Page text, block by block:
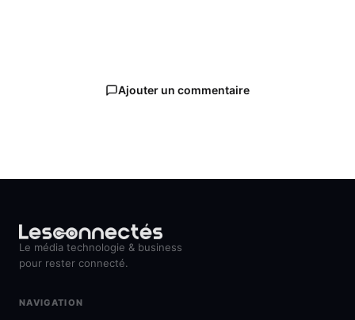
Ajouter un commentaire
Le média technologie & business
pour rester connecté.
NAVIGATION